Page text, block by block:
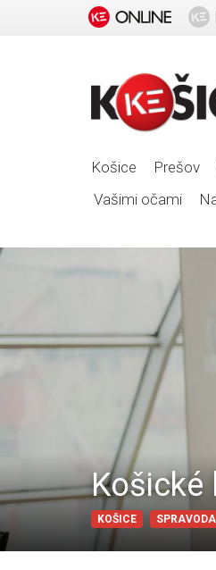
Košice Prešov
Vašimi očami
Košické
KOŠICE